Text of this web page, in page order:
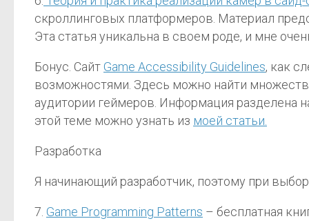
скроллинговых платформеров. Материал
Эта статья уникальна в своем роде, и мне
Бонус. Сайт Game Accessibility Guidelines, как
возможностями. Здесь можно найти
аудитории геймеров. Информация разделена
этой теме можно узнать из моей статьи.
Разработка
Я начинающий разработчик, поэтому при
7. Game Programming Patterns – бесплатная